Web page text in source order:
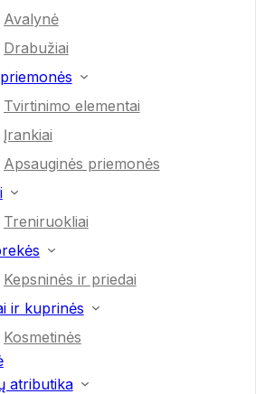
Avalynė
Drabužiai
Tvirtinimo elementai
Įrankiai
Apsauginės priemonės
Treniruokliai
Kepsninės ir priedai
ir kuprinės
Kosmetinės
atributika